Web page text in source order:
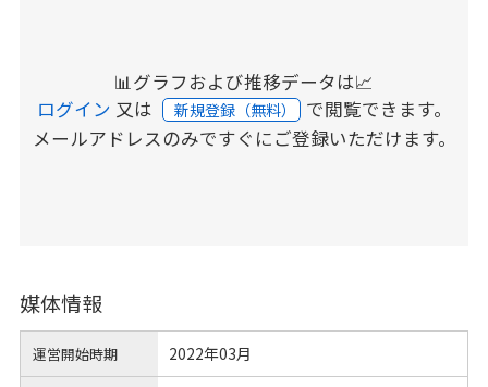
📊グラフおよび推移データは📈
ログイン 又は 新規登録（無料） で閲覧できます。
メールアドレスのみですぐにご登録いただけます。
媒体情報
運営開始時期 2022年03月